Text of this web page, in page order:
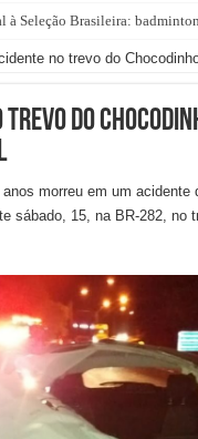
à Seleção Brasileira:
no trevo do
trevo do
morreu em um acidente
sábado, 15, na BR-282, no